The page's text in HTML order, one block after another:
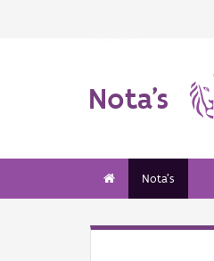
Nota's
Nota's